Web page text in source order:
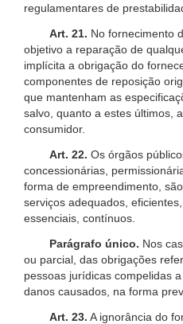
regulamentares de
Art. 21. No fornecimento
objetivo a reparação de
implícita a obrigação do
componentes de reposição
que mantenham as
salvo, quanto a estes últimos,
consumidor.
Art. 22. Os órgãos
concessionárias,
forma de empreendimento,
serviços adequados,
essenciais, contínuos.
Parágrafo único. Nos
ou parcial, das obrigações
pessoas jurídicas compelidas
danos causados, na forma
Art. 23. A ignorância do